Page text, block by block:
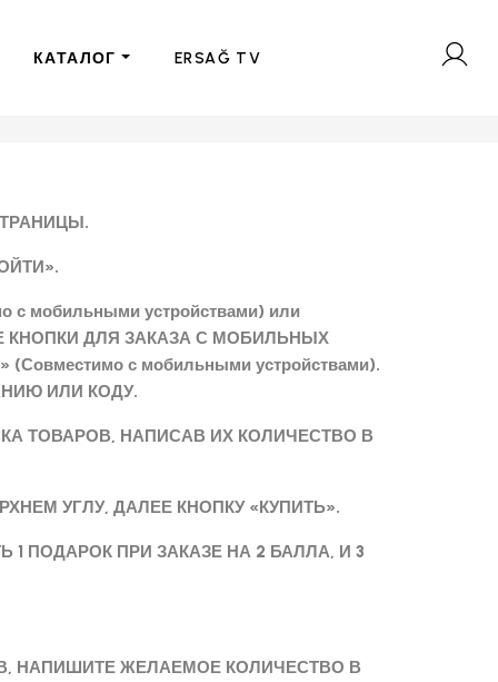
КАТАЛОГ ERSAĞ TV
мобильными устройствами) или
КНОПКИ ДЛЯ ЗАКАЗА С МОБИЛЬНЫХ
с мобильными устройствами).
ИЛИ КОДУ.
ТОВАРОВ, НАПИСАВ ИХ КОЛИЧЕСТВО В
УГЛУ, ДАЛЕЕ КНОПКУ «КУПИТЬ».
ПОДАРОК ПРИ ЗАКАЗЕ НА 2 БАЛЛА, И 3
НАПИШИТЕ ЖЕЛАЕМОЕ КОЛИЧЕСТВО В